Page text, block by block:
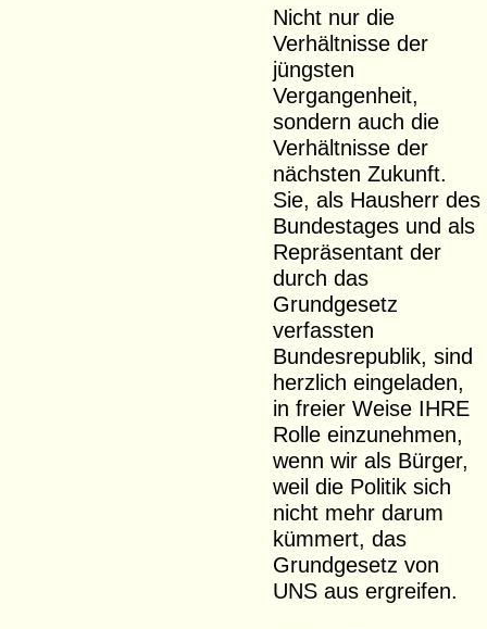
Nicht nur die
Verhältnisse der
jüngsten
Vergangenheit,
sondern auch die
Verhältnisse der
nächsten Zukunft.
Sie, als Hausherr des
Bundestages und als
Repräsentant der
durch das
Grundgesetz
verfassten
Bundesrepublik, sind
herzlich eingeladen,
in freier Weise IHRE
Rolle einzunehmen,
wenn wir als Bürger,
weil die Politik sich
nicht mehr darum
kümmert, das
Grundgesetz von
UNS aus ergreifen.